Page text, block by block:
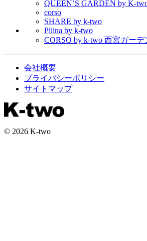
QUEEN’S GARDEN by K-
corso
SHARE by k-two
Pilina by k-two
CORSO by k-two 西宮ガーデ
会社概要
プライバシーポリシー
サイトマップ
© 2026 K-two